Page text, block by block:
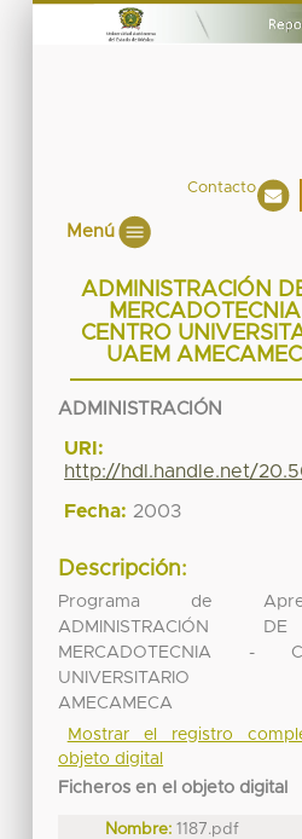
Contacto
Menú
ADMINISTRACIÓN
CENTRO
UAEM
ADMINISTRACIÓN
URI:
http://hdl.handle.net/
Fecha: 2003
Descripción:
Programa de
ADMINISTRACIÓN
MERCADOTECNIA -
UNIVERSITARIO
AMECAMECA
Mostrar el registro
objeto digital
Ficheros en el objeto digital
Nombre: 1187.pdf